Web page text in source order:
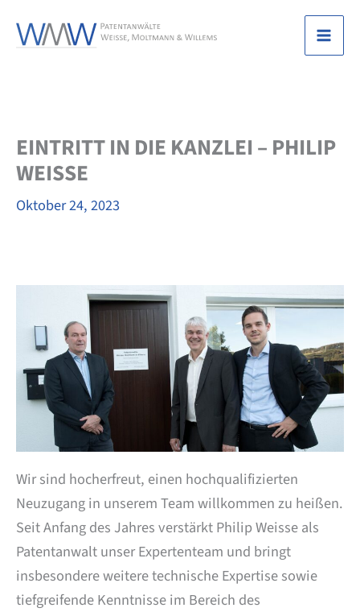
Inhalt
EINTRITT IN DIE KANZLEI – PHILIP
WEISSE
Oktober 24, 2023
Wir sind hocherfreut, einen hochqualifizierten
Neuzugang in unserem Team willkommen zu heißen.
Seit Anfang des Jahres verstärkt Philip Weisse als
Patentanwalt unser Expertenteam und bringt
insbesondere weitere technische Expertise sowie
tiefgreifende Kenntnisse im Bereich des